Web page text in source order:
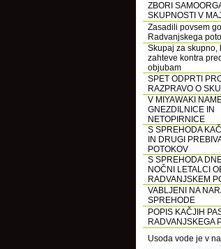
ZBORI
SKUPNOSTI V
Zasadili povsem
Radvanjskega
Skupaj za skupno,
zahteve kontra
objubam
SPET ODPRTI
RAZPRAVO O
V MIYAWAKI
GNEZDILNICE IN
NETOPIRNICE
S SPREHODA
IN DRUGI
POTOKOV
S SPREHODA
NOČNI LETALCI
RADVANJSKEM
VABLJENI NA
SPREHODE
POPIS KAČJIH
RADVANJSKEGA
Usoda vode je v